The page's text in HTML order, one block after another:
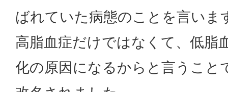
ばれていた病態のことを言いま
高脂血症だけではなくて、低脂
化の原因になるからと言うこと